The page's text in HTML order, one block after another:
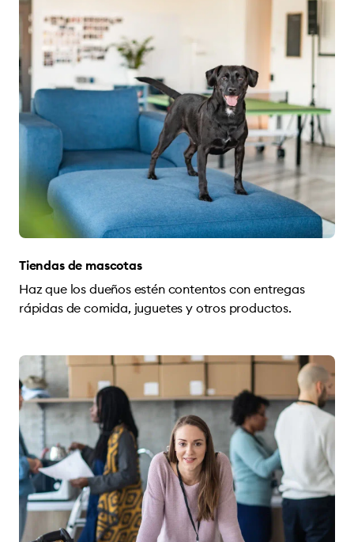
Tiendas de mascotas
Haz que los dueños estén contentos con entregas
rápidas de comida, juguetes y otros productos.